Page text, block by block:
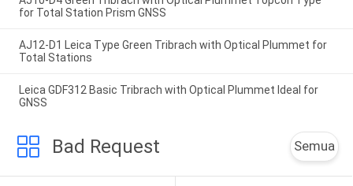
for Total Station Prism GNSS
AJ12-D1 Leica Type Green Tribrach with Optical Plummet for
Total Stations
Leica GDF312 Basic Tribrach with Optical Plummet Ideal for
GNSS
Bad Request Semua